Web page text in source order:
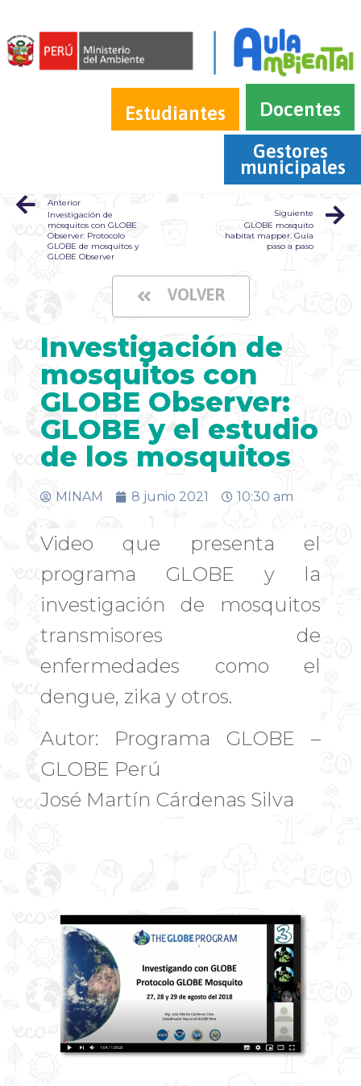
Estudiantes
Docentes
Gestores
municipales
Anterior
Investigación de
mosquitos con GLOBE
Observer: Protocolo
GLOBE de mosquitos y
GLOBE Observer
Siguiente
GLOBE mosquito
habitat mapper. Guía
paso a paso
VOLVER
Investigación de
mosquitos con
GLOBE Observer:
GLOBE y el estudio
de los mosquitos
MINAM 8 junio 2021 10:30 am
Video que presenta el
programa GLOBE y la
investigación de mosquitos
transmisores de
enfermedades como el
dengue, zika y otros.
Autor: Programa GLOBE –
GLOBE Perú
José Martín Cárdenas Silva